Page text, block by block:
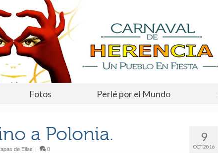
Fotos Perlé por el Mundo
9
OCT 2016
a Polonia.
de Elias | 0